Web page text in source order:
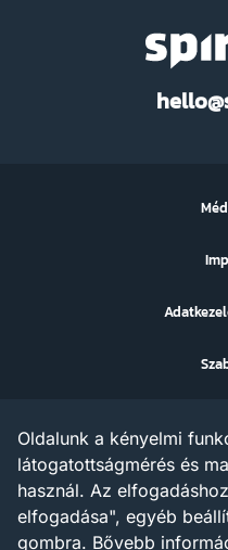
FM
Az ezen a weboldalon
hangfelvételek, video anyagok
védelem alatt állnak.
Az X AND A Kft. minden jogot
kapcsolatosan, beleértve a
Oldalunk a kényelmi
látogatottságmérés és
használ. Az
elfogadása", egyéb
gombra. Bővebb